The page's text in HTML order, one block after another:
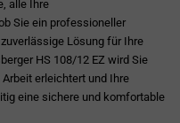
alle Ihre
Sie ein professioneller
Lösung für Ihre
HS 108/12 EZ wird Sie
erleichtert und Ihre
eine sichere und komfortable